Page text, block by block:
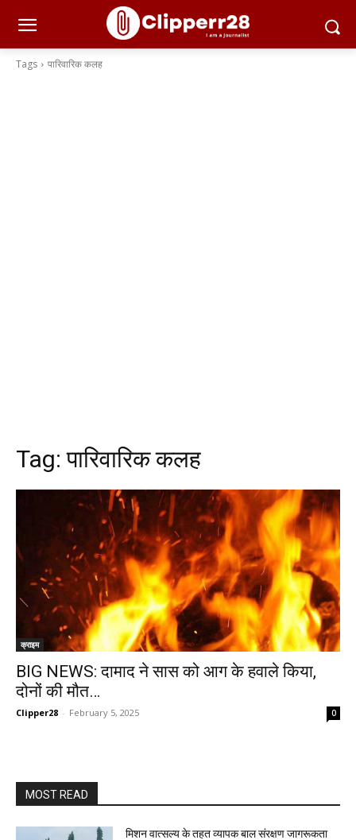
Tags पारिवारिक कलह
Tag:पारिवारिक कलह
क्राइम
BIG NEWS: दामाद ने सास को आग के हवाले किया,
दोनों की मौत…
Clipper28 - February 5, 2025 0
MOST READ
मिशन वात्सल्य के तहत व्यापक बाल संरक्षण जागरूकता